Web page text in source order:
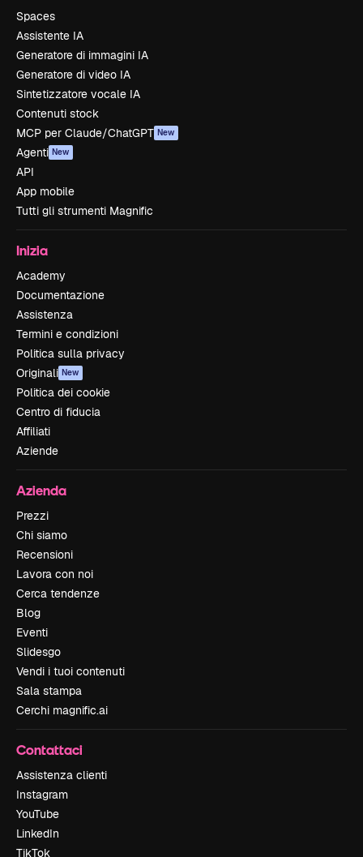
Spaces
Assistente IA
Generatore di immagini IA
Generatore di video IA
Sintetizzatore vocale IA
Contenuti stock
MCP per Claude/ChatGPT New
Agenti New
API
App mobile
Tutti gli strumenti Magnific
Inizia
Academy
Documentazione
Assistenza
Termini e condizioni
Politica sulla privacy
Originali New
Politica dei cookie
Centro di fiducia
Affiliati
Aziende
Azienda
Prezzi
Chi siamo
Recensioni
Lavora con noi
Cerca tendenze
Blog
Eventi
Slidesgo
Vendi i tuoi contenuti
Sala stampa
Cerchi magnific.ai
Contattaci
Assistenza clienti
Instagram
YouTube
LinkedIn
TikTok